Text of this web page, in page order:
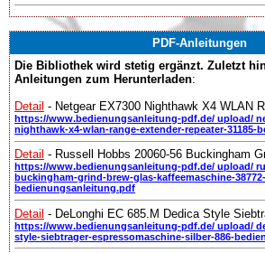
PDF-Anleitungen
Die Bibliothek wird stetig ergänzt. Zuletzt
Anleitungen zum Herunterladen:
Detail - Netgear EX7300 Nighthawk X4 WLAN
https://www.bedienungsanleitung-pdf.de/ upload/
nighthawk-x4-wlan-range-extender-repeater-31185-
Detail - Russell Hobbs 20060-56 Buckingham
https://www.bedienungsanleitung-pdf.de/ upload/
buckingham-grind-brew-glas-kaffeemaschine-38772-
bedienungsanleitung.pdf
Detail - DeLonghi EC 685.M Dedica Style
https://www.bedienungsanleitung-pdf.de/ upload/
style-siebtrager-espressomaschine-silber-886-